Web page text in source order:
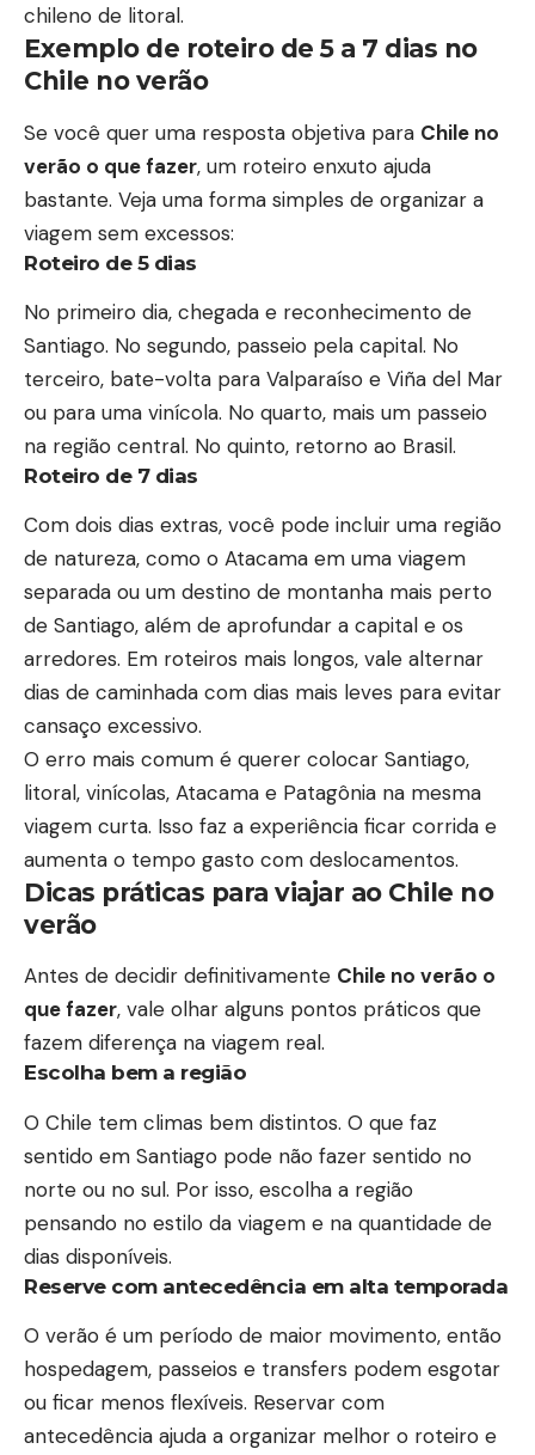
chileno de litoral.
Exemplo de roteiro de 5 a 7 dias no
Chile no verão
Se você quer uma resposta objetiva para Chile no
verão o que fazer, um roteiro enxuto ajuda
bastante. Veja uma forma simples de organizar a
viagem sem excessos:
Roteiro de 5 dias
No primeiro dia, chegada e reconhecimento de
Santiago. No segundo, passeio pela capital. No
terceiro, bate-volta para Valparaíso e Viña del Mar
ou para uma vinícola. No quarto, mais um passeio
na região central. No quinto, retorno ao Brasil.
Roteiro de 7 dias
Com dois dias extras, você pode incluir uma região
de natureza, como o Atacama em uma viagem
separada ou um destino de montanha mais perto
de Santiago, além de aprofundar a capital e os
arredores. Em roteiros mais longos, vale alternar
dias de caminhada com dias mais leves para evitar
cansaço excessivo.
O erro mais comum é querer colocar Santiago,
litoral, vinícolas, Atacama e Patagônia na mesma
viagem curta. Isso faz a experiência ficar corrida e
aumenta o tempo gasto com deslocamentos.
Dicas práticas para viajar ao Chile no
verão
Antes de decidir definitivamente Chile no verão o
que fazer, vale olhar alguns pontos práticos que
fazem diferença na viagem real.
Escolha bem a região
O Chile tem climas bem distintos. O que faz
sentido em Santiago pode não fazer sentido no
norte ou no sul. Por isso, escolha a região
pensando no estilo da viagem e na quantidade de
dias disponíveis.
Reserve com antecedência em alta temporada
O verão é um período de maior movimento, então
hospedagem, passeios e transfers podem esgotar
ou ficar menos flexíveis. Reservar com
antecedência ajuda a organizar melhor o roteiro e